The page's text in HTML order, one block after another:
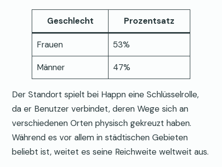
Geschlecht Prozentsatz
Frauen 53%
Männer 47%
Der Standort spielt bei Happn eine Schlüsselrolle,
da er Benutzer verbindet, deren Wege sich an
verschiedenen Orten physisch gekreuzt haben.
Während es vor allem in städtischen Gebieten
beliebt ist, weitet es seine Reichweite weltweit aus.